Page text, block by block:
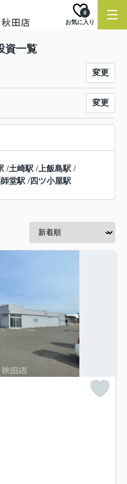
お気に入り
0
資一覧
変更
変更
/土崎駅 /上飯島駅 /
堂駅 / 四ツ小屋駅